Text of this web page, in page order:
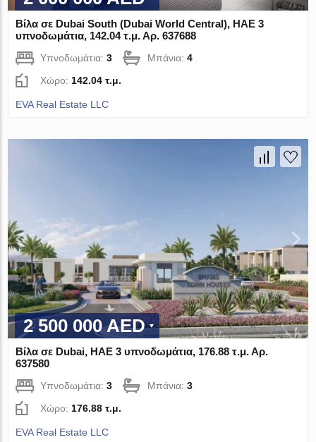
Βίλα σε Dubai South (Dubai World Central), ΗΑΕ 3
υπνοδωμάτια, 142.04 τ.μ. Αρ. 637688
Υπνοδωμάτια:3 Μπάνια:4
Χώρο: 142.04 τ.μ.
EVA Real Estate LLC
2 500 000 AED
Βίλα σε Dubai, ΗΑΕ 3 υπνοδωμάτια, 176.88 τ.μ. Αρ.
637580
Υπνοδωμάτια:3 Μπάνια:3
Χώρο:176.88 τ.μ.
EVA Real Estate LLC